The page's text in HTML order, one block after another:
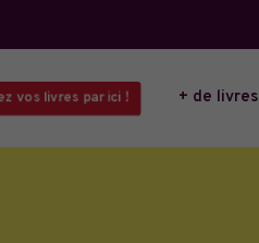
vos livres par ici ! + de livres